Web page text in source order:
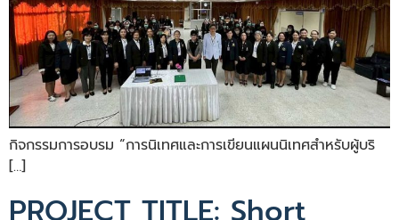
กิจกรรมการอบรม “การนิเทศและการเขียนแผนนิเทศสำหรับผู้บริ
[…]
PROJECT TITLE: Short